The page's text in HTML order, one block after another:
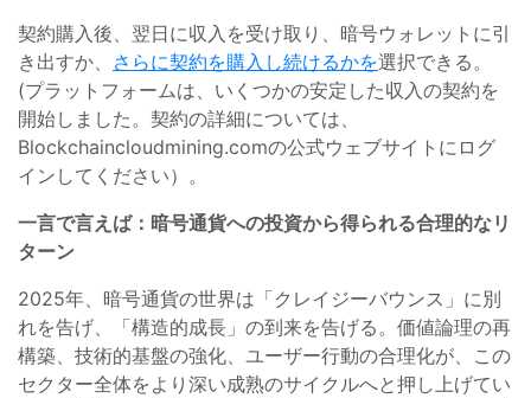
契約購入後、翌日に収入を受け取り、暗号ウォレットに引
き出すか、 さらに契約を購入し続けるかを選択できる。
(プラットフォームは、いくつかの安定した収入の契約を
開始しました。契約の詳細については、
Blockchaincloudmining.comの公式ウェブサイトにログ
インしてください）。
一言で言えば：暗号通貨への投資から得られる合理的なリ
ターン
2025年、暗号通貨の世界は「クレイジーバウンス」に別
れを告げ、「構造的成長」の到来を告げる。価値論理の再
構築、技術的基盤の強化、ユーザー行動の合理化が、この
セクター全体をより深い成熟のサイクルへと押し上げてい